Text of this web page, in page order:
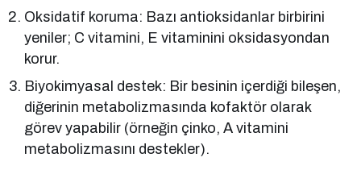
Oksidatif koruma: Bazı antioksidanlar birbirini
yeniler; C vitamini, E vitaminini oksidasyondan
korur.
Biyokimyasal destek: Bir besinin içerdiği bileşen,
diğerinin metabolizmasında kofaktör olarak
görev yapabilir (örneğin çinko, A vitamini
metabolizmasını destekler).